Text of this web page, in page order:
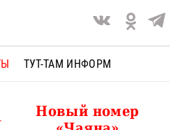
ТУТ-ТАМ ИНФОРМ
Новый номер